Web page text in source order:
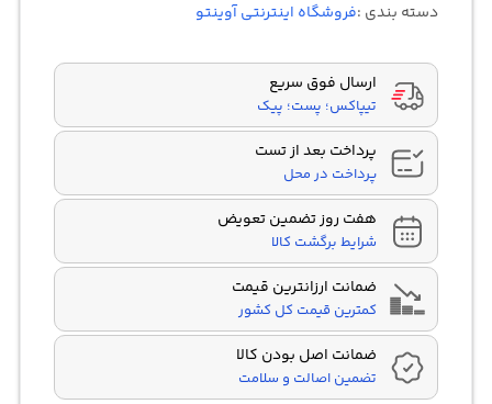
دسته بندی :فروشگاه اینترنتی آوینتو
ارسال فوق سریع
تیپاکس؛ پست؛ پیک
پرداخت بعد از تست
پرداخت در محل
هفت روز تضمین تعویض
شرایط برگشت کالا
ضمانت ارزانترین قیمت
کمترین قیمت کل کشور
ضمانت اصل بودن کالا
تضمین اصالت و سلامت